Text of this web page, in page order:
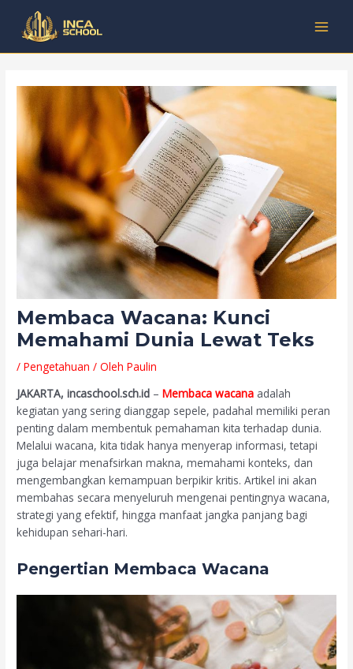
konten
Membaca Wacana: Kunci
Memahami Dunia Lewat Teks
/Pengetahuan / OlehPaulin
JAKARTA, incaschool.sch.id –Membaca wacana adalah
kegiatan yang sering dianggap sepele, padahal memiliki peran
penting dalam membentuk pemahaman kita terhadap dunia.
Melalui wacana, kita tidak hanya menyerap informasi, tetapi
juga belajar menafsirkan makna, memahami konteks, dan
mengembangkan kemampuan berpikir kritis. Artikel ini akan
membahas secara menyeluruh mengenai pentingnya wacana,
strategi yang efektif, hingga manfaat jangka panjang bagi
kehidupan sehari-hari.
Pengertian Membaca Wacana
navigation
Kategori